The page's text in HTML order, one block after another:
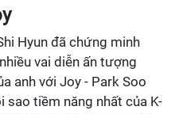
Hyun đã chứng minh
vai diễn ấn tượng
anh với Joy - Park Soo
sao tiềm năng nhất của K-